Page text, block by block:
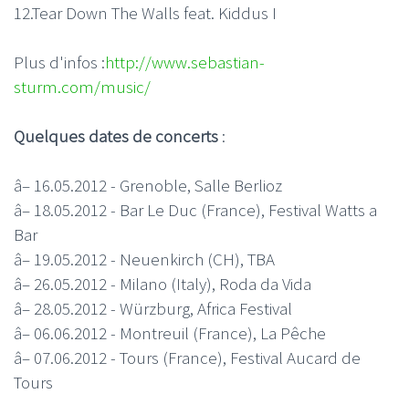
12.Tear Down The Walls feat. Kiddus I
Plus d'infos :http://www.sebastian-
sturm.com/music/
Quelques dates de concerts :
â– 16.05.2012 - Grenoble, Salle Berlioz
â– 18.05.2012 - Bar Le Duc (France), Festival Watts a
Bar
â– 19.05.2012 - Neuenkirch (CH), TBA
â– 26.05.2012 - Milano (Italy), Roda da Vida
â– 28.05.2012 - Würzburg, Africa Festival
â– 06.06.2012 - Montreuil (France), La Pêche
â– 07.06.2012 - Tours (France), Festival Aucard de
Tours